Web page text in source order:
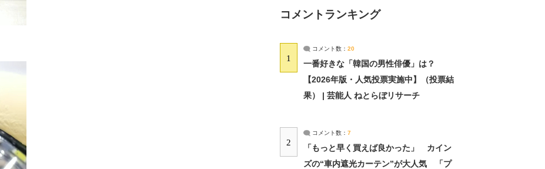
コメントランキング
1
コメント数： 20
一番好きな「韓国の男性俳優」は？
【2026年版・人気投票実施中】（投票結
果） | 芸能人 ねとらぼリサーチ
2
コメント数： 7
「もっと早く買えば良かった」 カイン
ズの“車内遮光カーテン”が大人気 「プ